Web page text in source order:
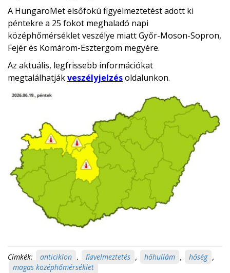
A HungaroMet elsőfokú figyelmeztetést adott ki
péntekre a 25 fokot meghaladó napi
középhőmérséklet veszélye miatt Győr-Moson-Sopron,
Fejér és Komárom-Esztergom megyére.
Az aktuális, legfrissebb információkat
megtalálhatjákveszélyjelzésoldalunkon.
Címkék: anticiklon , figyelmeztetés , hőhullám , hőség ,
magas középhőmérséklet